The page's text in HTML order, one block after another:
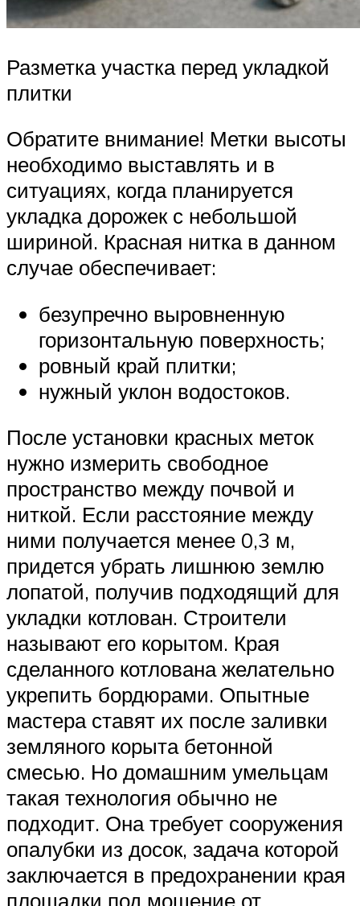
Разметка участка перед укладкой
плитки
Обратите внимание! Метки высоты
необходимо выставлять и в
ситуациях, когда планируется
укладка дорожек с небольшой
шириной. Красная нитка в данном
случае обеспечивает:
безупречно выровненную
горизонтальную поверхность;
ровный край плитки;
нужный уклон водостоков.
После установки красных меток
нужно измерить свободное
пространство между почвой и
ниткой. Если расстояние между
ними получается менее 0,3 м,
придется убрать лишнюю землю
лопатой, получив подходящий для
укладки котлован. Строители
называют его корытом. Края
сделанного котлована желательно
укрепить бордюрами. Опытные
мастера ставят их после заливки
земляного корыта бетонной
смесью. Но домашним умельцам
такая технология обычно не
подходит. Она требует сооружения
опалубки из досок, задача которой
заключается в предохранении края
площадки под мощение от